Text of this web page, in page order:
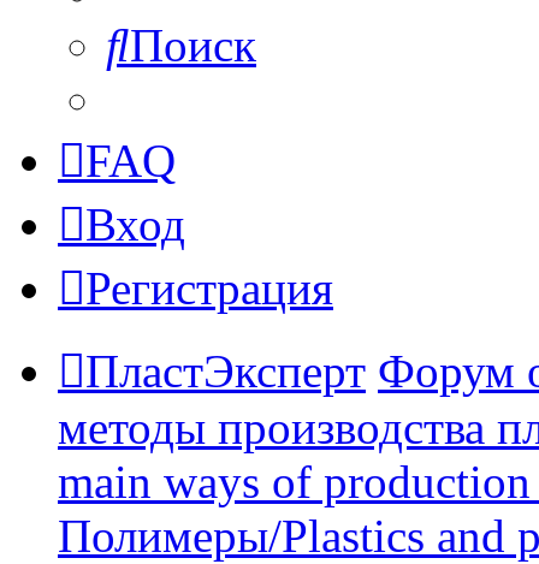
Поиск
FAQ
Вход
Регистрация
ПластЭксперт Форум
методы производства
main ways of
Полимеры/Plastics and